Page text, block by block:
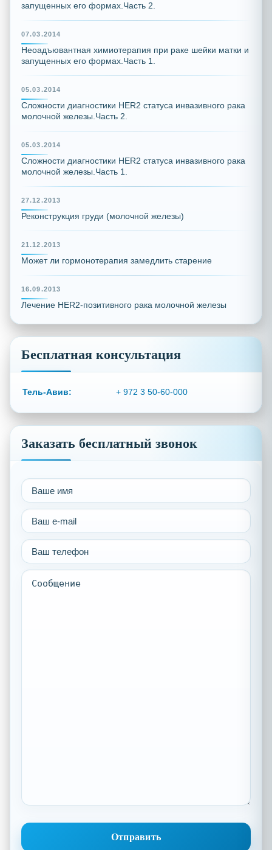
запущенных его формах.Часть 2.
07.03.2014
Неоадъювантная химиотерапия при раке шейки матки и
запущенных его формах.Часть 1.
05.03.2014
Сложности диагностики HER2 статуса инвазивного рака
молочной железы.Часть 2.
05.03.2014
Сложности диагностики HER2 статуса инвазивного рака
молочной железы.Часть 1.
27.12.2013
Реконструкция груди (молочной железы)
21.12.2013
Может ли гормонотерапия замедлить старение
16.09.2013
Лечение HER2-позитивного рака молочной железы
Бесплатная консультация
Тель-Авив: + 972 3 50-60-000
Заказать бесплатный звонок